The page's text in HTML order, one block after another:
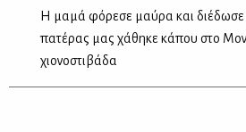
Η μαμά φόρεσε μαύρα και
πατέρας μας χάθηκε κάπου στο
χιονοστιβάδα